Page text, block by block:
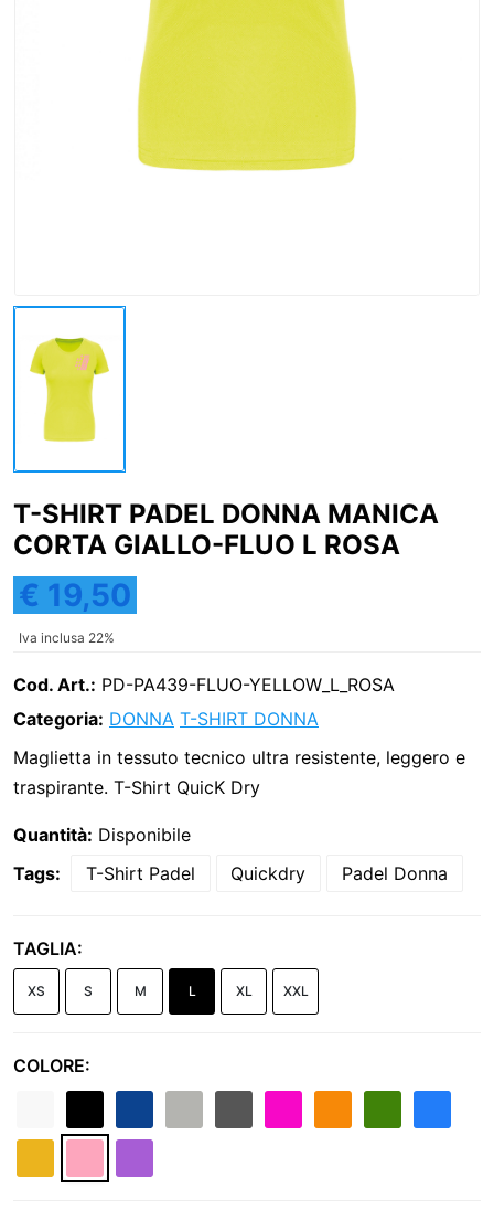
T-SHIRT PADEL DONNA MANICA
CORTA GIALLO-FLUO L ROSA
€ 19,50
Iva inclusa 22%
Cod. Art.: PD-PA439-FLUO-YELLOW_L_ROSA
Categoria: DONNA T-SHIRT DONNA
Maglietta in tessuto tecnico ultra resistente, leggero e
traspirante. T-Shirt QuicK Dry
Quantità: Disponibile
Tags:
T-Shirt Padel Quickdry Padel Donna
TAGLIA:
XS S M L XL XXL
COLORE: